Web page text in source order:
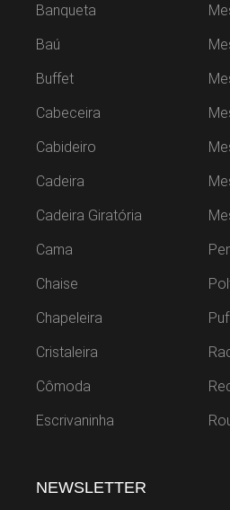
Banqueta
Baú
Buffet
Cabeceira
Cabideiro
Cadeira
Cadeira Giratória
Cama
Chaise
Chapeleira
Cristaleira
Cômoda
Escrivaninha
NEWSLETTER